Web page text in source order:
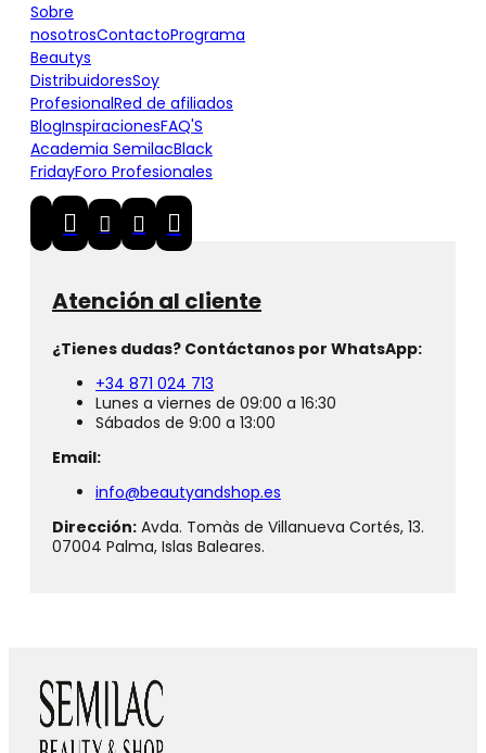
Sobre
nosotrosContactoPrograma
Beautys
DistribuidoresSoy
ProfesionalRed de afiliados
BlogInspiracionesFAQ'S
Academia SemilacBlack
FridayForo Profesionales
Atención al cliente
¿Tienes dudas? Contáctanos por WhatsApp:
+34 871 024 713
Lunes a viernes de 09:00 a 16:30
Sábados de 9:00 a 13:00
Email:
info@beautyandshop.es
Dirección: Avda. Tomàs de Villanueva Cortés, 13.
07004 Palma, Islas Baleares.